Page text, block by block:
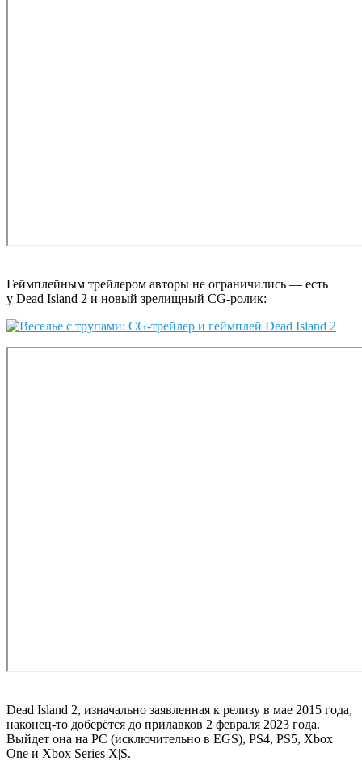
Геймплейным трейлером авторы не ограничились — есть
у Dead Island 2 и новый зрелищный CG-ролик:
Dead Island 2, изначально заявленная к релизу в мае 2015 года,
наконец-то доберётся до прилавков 2 февраля 2023 года.
Выйдет она на PC (исключительно в EGS), PS4, PS5, Xbox
One и Xbox Series X|S.